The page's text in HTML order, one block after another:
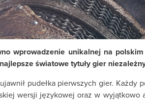
wprowadzenie unikalnej na
światowe tytuły gier
pudełka pierwszych gier. Każdy
wersji językowej oraz w wyjątkowo